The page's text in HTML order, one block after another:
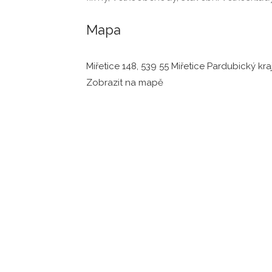
Mapa
Miřetice 148, 539 55 Miřetice Pardubický
Zobrazit na mapě